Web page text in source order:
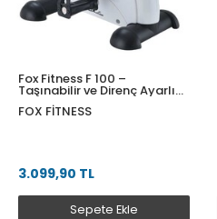
Fox Fitness F 100 –
Taşınabilir ve Direnç Ayarlı
Egzersiz Bisikleti - Beyaz
FOX FITNESS
3.099,90 TL
Sepete Ekle